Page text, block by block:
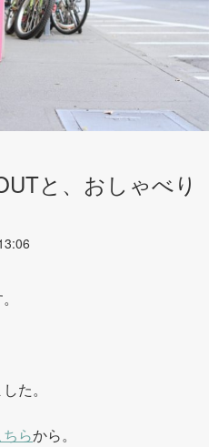
と、おしゃべり
た。
ちらから。